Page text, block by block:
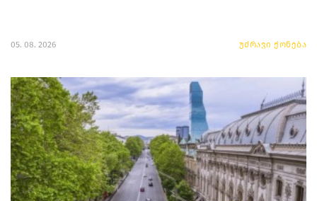
05. 08. 2026 უძრავი ქონება